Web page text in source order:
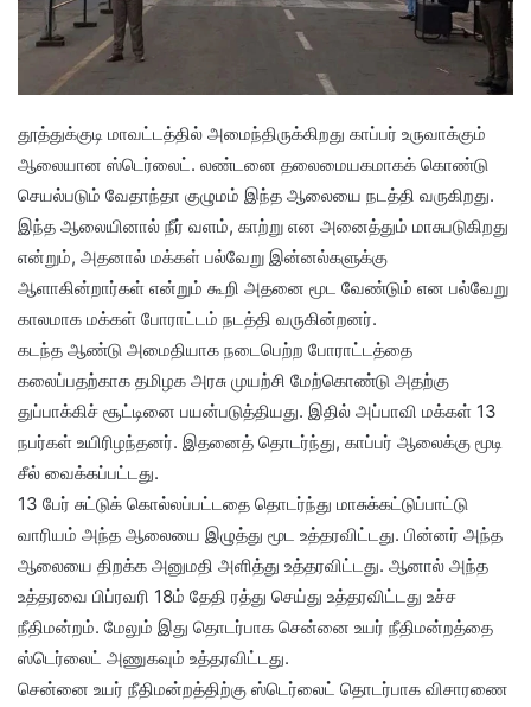
தூத்துக்குடி மாவட்டத்தில் அமைந்திருக்கிறது காப்பர் உருவாக்கும்
ஆலையான ஸ்டெர்லைட். லண்டனை தலைமையகமாகக் கொண்டு
செயல்படும் வேதாந்தா குழுமம் இந்த ஆலையை நடத்தி வருகிறது.
இந்த ஆலையினால் நீர் வளம், காற்று என அனைத்தும் மாசுபடுகிறது
என்றும், அதனால் மக்கள் பல்வேறு இன்னல்களுக்கு
ஆளாகின்றார்கள் என்றும் கூறி அதனை மூட வேண்டும் என பல்வேறு
காலமாக மக்கள் போராட்டம் நடத்தி வருகின்றனர்.
கடந்த ஆண்டு அமைதியாக நடைபெற்ற போராட்டத்தை
கலைப்பதற்காக தமிழக அரசு முயற்சி மேற்கொண்டு அதற்கு
துப்பாக்கிச் சூட்டினை பயன்படுத்தியது. இதில் அப்பாவி மக்கள் 13
நபர்கள் உயிரிழந்தனர். இதனைத் தொடர்ந்து, காப்பர் ஆலைக்கு மூடி
சீல் வைக்கப்பட்டது.
13 பேர் சுட்டுக் கொல்லப்பட்டதை தொடர்ந்து மாசுக்கட்டுப்பாட்டு
வாரியம் அந்த ஆலையை இழுத்து மூட உத்தரவிட்டது. பின்னர் அந்த
ஆலையை திறக்க அனுமதி அளித்து உத்தரவிட்டது. ஆனால் அந்த
உத்தரவை பிப்ரவரி 18ம் தேதி ரத்து செய்து உத்தரவிட்டது உச்ச
நீதிமன்றம். மேலும் இது தொடர்பாக சென்னை உயர் நீதிமன்றத்தை
ஸ்டெர்லைட் அணுகவும் உத்தரவிட்டது.
சென்னை உயர் நீதிமன்றத்திற்கு ஸ்டெர்லைட் தொடர்பாக விசாரணை